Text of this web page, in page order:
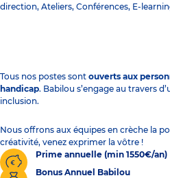
direction, Ateliers, Conférences, E-
Tous nos postes sont ouverts aux
handicap. Babilou s’engage au travers
inclusion.
Nous offrons aux équipes en crèche la
créativité, venez exprimer la vôtre !
Prime annuelle (min 1550€/an)
Bonus Annuel Babilou